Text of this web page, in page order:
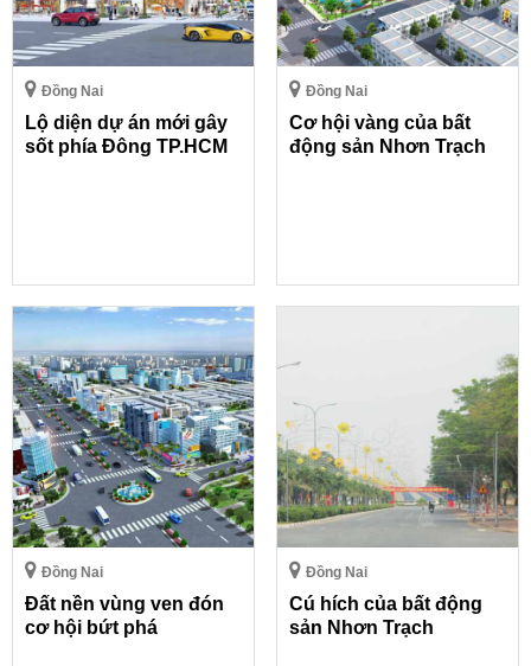
Đồng Nai
Lộ diện dự án mới gây
sốt phía Đông TP.HCM
Đồng Nai
Cơ hội vàng của bất
động sản Nhơn Trạch
Đồng Nai
Đất nền vùng ven đón
cơ hội bứt phá
Đồng Nai
Cú hích của bất động
sản Nhơn Trạch